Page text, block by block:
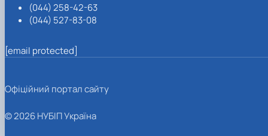
(044) 258-42-63
(044) 527-83-08
[email protected]
Офіційний портал сайту
© 2026 НУБІП Україна